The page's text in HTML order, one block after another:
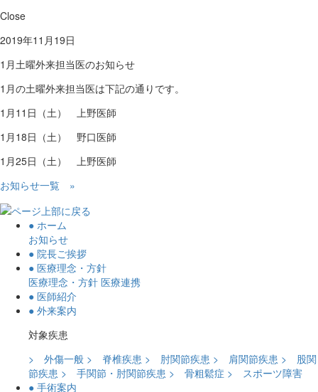
Close
2019年11月19日
1月土曜外来担当医のお知らせ
1月の土曜外来担当医は下記の通りです。
1月11日（土） 上野医師
1月18日（土） 野口医師
1月25日（土） 上野医師
お知らせ一覧 »
● ホーム
お知らせ
● 院長ご挨拶
● 医療理念・方針
医療理念・方針 医療連携
● 医師紹介
● 外来案内
対象疾患
> 外傷一般 > 脊椎疾患 > 肘関節疾患 > 肩関節疾患 > 股関
節疾患 > 手関節・肘関節疾患 > 骨粗鬆症 > スポーツ障害
● 手術案内